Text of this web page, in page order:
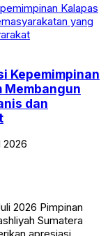
Kepemimpinan
Membangun
dan
2026
2026 Pimpinan
Sumatera